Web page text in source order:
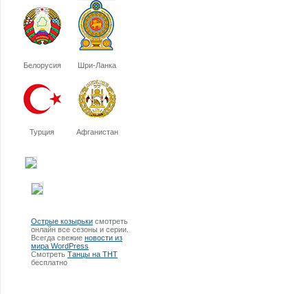
Белорусия Шри-Ланка
Турция Афганистан
Острые козырьки смотреть
онлайн все сезоны и серии.
Всегда свежие новости из
мира WordPress
Смотреть Танцы на ТНТ
бесплатно